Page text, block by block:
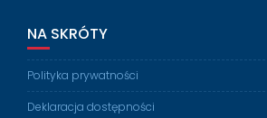
NA SKRÓTY
Polityka prywatności
Deklaracja dostępności